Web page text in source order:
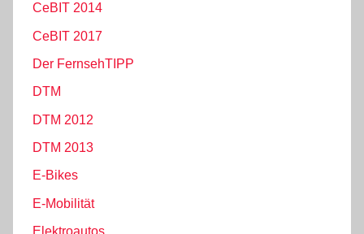
CeBIT 2014
CeBIT 2017
Der FernsehTIPP
DTM
DTM 2012
DTM 2013
E-Bikes
E-Mobilität